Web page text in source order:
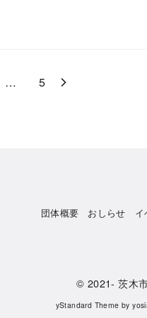
… 5
団体概要 おしらせ イ
© 2021-茨木
yStandard Theme by